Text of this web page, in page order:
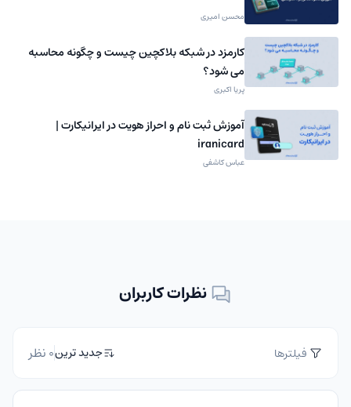
محسن امیری
کارمزد در شبکه بلاکچین چیست و چگونه محاسبه
می شود؟
پریا اکبری
آموزش ثبت نام و احراز هویت در ایرانیکارت |
iranicard
عباس کاشفی
نظرات کاربران
فیلترها جدید ترین0 نظر